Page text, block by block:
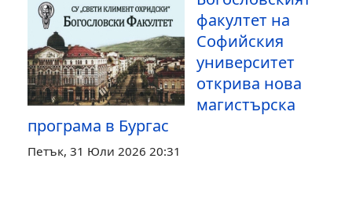
факултет на
Софийския
университет
открива нова
магистърска
програма в Бургас
Петък, 31 Юли 2026 20:31